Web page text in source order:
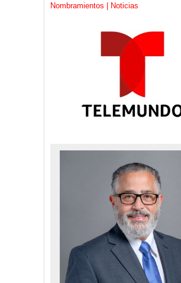
Nombramientos | Noticias